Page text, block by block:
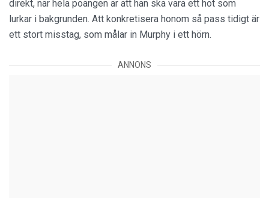
direkt, när hela poängen är att han ska vara ett hot som
lurkar i bakgrunden. Att konkretisera honom så pass tidigt är
ett stort misstag, som målar in Murphy i ett hörn.
ANNONS